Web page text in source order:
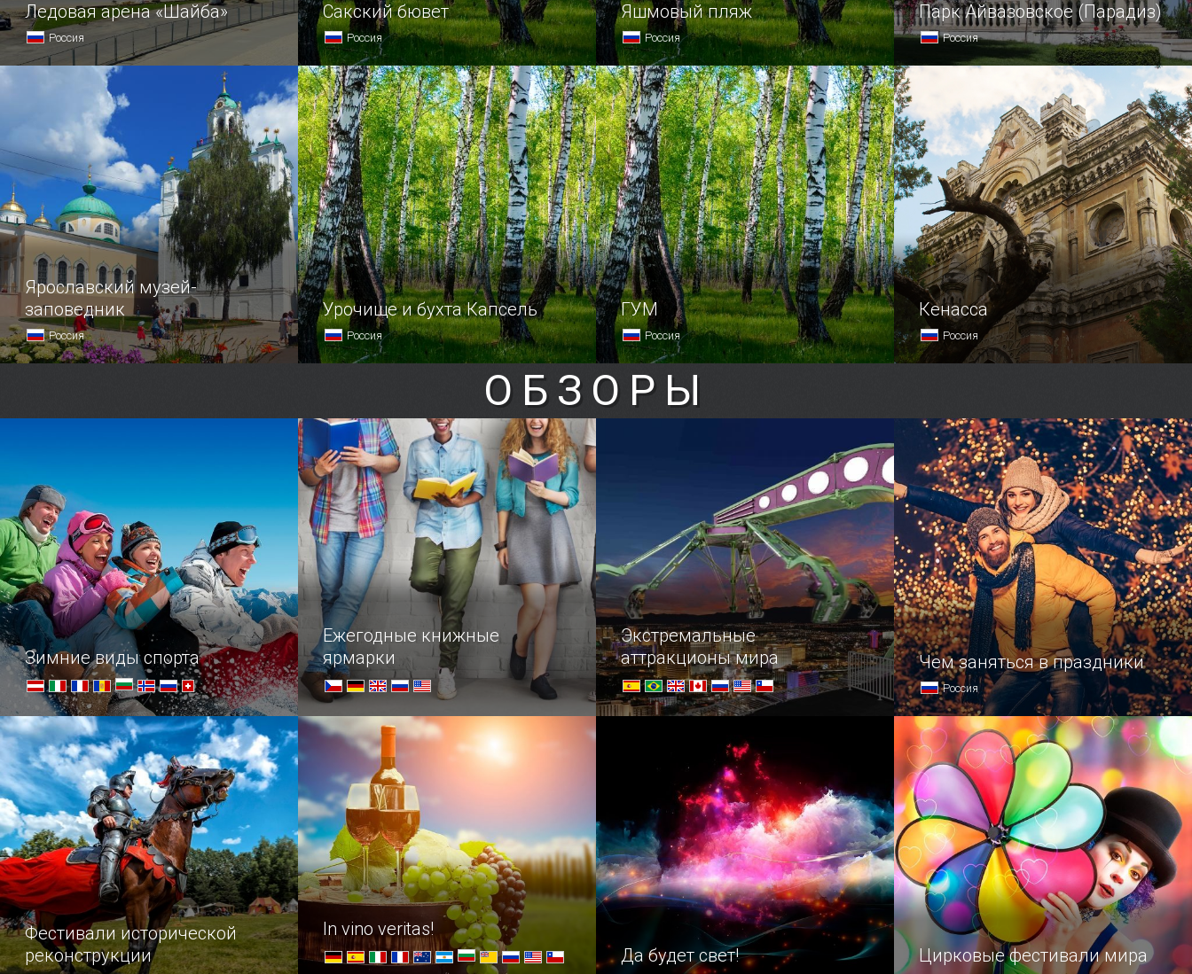
Ледовая арена «Шайба»
Россия
В 2013 году в Адлере закончили
возведение ледовой арены «Шайба»,
предназначенной для хоккейных
соревнований в рамках XXII зимней
Олимпиады.
Сакский бювет
Россия
В недалёком XX веке учеными был
обнаружен новый источник сил для
организма — настоящий горячий
минеральный фонтан был прорублен
в 1956 году рядом с Саки.
Яшмовый пляж
Россия
Рядом с живописным мысом
Фиолент, под почти отвесной скалой
на полкилометра тянется Яшмовый
пляж, привлекающий отдыхающих
своей чистой водой и мелкой
галькой.
Парк Айвазовское (Парадиз)
Россия
Среди интересных мест крымского
курорта Партенит стоит выделить
парк «Айвазовское» — это
одновременно лечебно-
оздоровительное учреждение
на склоне Медведь-горы, санаторий
и великолепная парковая зон…
Ярославский музей-
заповедник
Россия
Урочище и бухта Капсель
Россия
В Судаке немало природных
достопримечательностей
с причудливыми именами: тут вам
и мыс Каменная лягушка, и гора Ай-
Георгий, и скала Эолова арфа.
ГУМ
Россия
Государственный универсальный
магазин называют главной торговой
Кенасса
Россия
на территории Крыма.
ОБЗОРЫ
Зимние виды спорта
О спорт, ты — мир!
Ежегодные книжные
ярмарки
Крупнейшие ярмарки мира
Экстремальные
аттракционы мира
Заглянуть в жерло вулкана,
почувствовать свободное падение,
постоять на краю бездны — все это
можно сделать, прокатившись на
одном из восьми самых рискованных
аттракционов планеты.
Чем заняться в праздники
Россия
Мероприятия, которые разнообразят
досуг
Фестивали исторической
реконструкции
In vino veritas!
Да будет свет!
Цирковые фестивали мира